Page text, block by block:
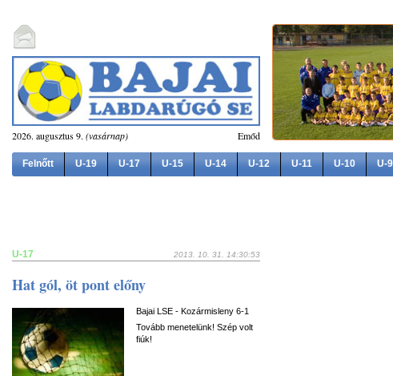
2026. augusztus 9. (vasárnap) Emőd
Felnőtt U-19 U-17 U-15 U-14 U-12 U-11 U-10 U-9
U-17 2013. 10. 31. 14:30:53
Hat gól, öt pont előny
Bajai LSE - Kozármisleny 6-1
Tovább menetelünk! Szép volt
fiúk!